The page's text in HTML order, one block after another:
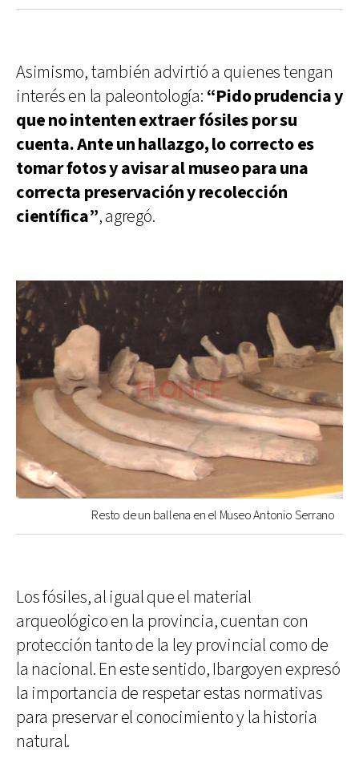
Asimismo, también advirtió a quienes tengan
interés en la paleontología: “Pido prudencia y
que no intenten extraer fósiles por su
cuenta. Ante un hallazgo, lo correcto es
tomar fotos y avisar al museo para una
correcta preservación y recolección
científica”, agregó.
Resto de un ballena en el Museo Antonio Serrano
Los fósiles, al igual que el material
arqueológico en la provincia, cuentan con
protección tanto de la ley provincial como de
la nacional. En este sentido, Ibargoyen expresó
la importancia de respetar estas normativas
para preservar el conocimiento y la historia
natural.